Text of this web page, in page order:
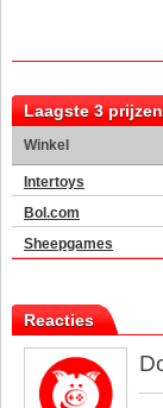
Laagste 3
Winkel
Intertoys
Bol.com
Sheepgames
Reacties